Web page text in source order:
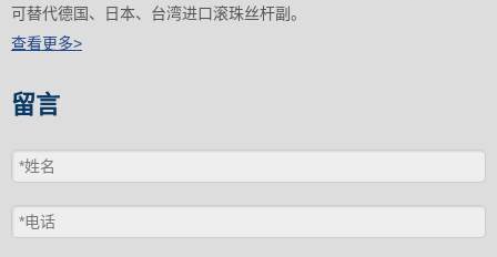
可替代德国、日本、台湾进口滚珠丝杆副。
查看更多>
留言